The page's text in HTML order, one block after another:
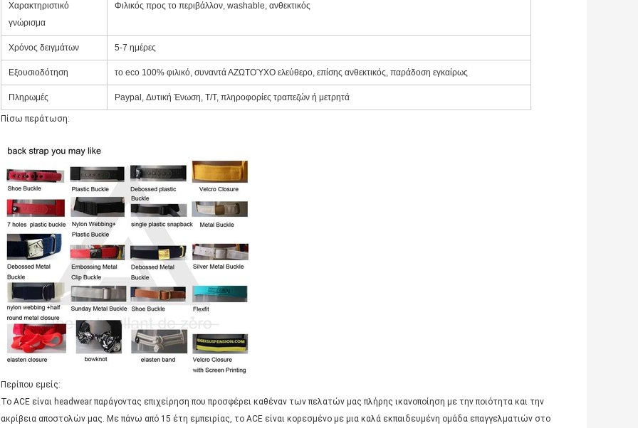
Χαρακτηριστικό
γνώρισμα
Φιλικός προς το περιβάλλον, washable, ανθεκτικός
Χρόνος δειγμάτων 5-7 ημέρες
Εξουσιοδότηση το eco 100% φιλικό, συναντά ΑΖΩΤΟΎΧΟ ελεύθερο, επίσης ανθεκτικός, παράδοση εγκαίρως
Πληρωμές Paypal, Δυτική Ένωση, T/T, πληροφορίες τραπεζών ή μετρητά
Πίσω περάτωση:
Περίπου εμείς:
Το ACE είναι headwear παράγοντας επιχείρηση που προσφέρει καθέναν των πελατών μας πλήρης ικανοποίηση με την ποιότητα και την
ακρίβεια αποστολών μας. Με πάνω από 15 έτη εμπειρίας, το ACE είναι κορεσμένο με μια καλά εκπαιδευμένη ομάδα επαγγελματιών στο